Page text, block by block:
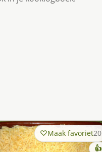
Maak favoriet20
👍